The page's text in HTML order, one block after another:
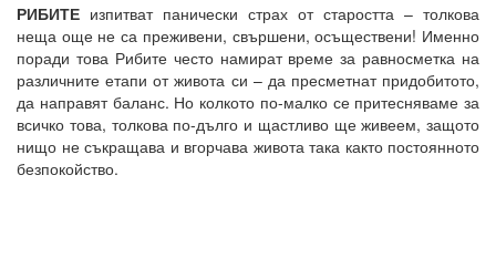
РИБИТЕ изпитват панически страх от старостта – толкова
неща още не са преживени, свършени, осъществени! Именно
поради това Рибите често намират време за равносметка на
различните етапи от живота си – да пресметнат придобитото,
да направят баланс. Но колкото по-малко се притесняваме за
всичко това, толкова по-дълго и щастливо ще живеем, защото
нищо не съкращава и вгорчава живота така както постоянното
безпокойство.